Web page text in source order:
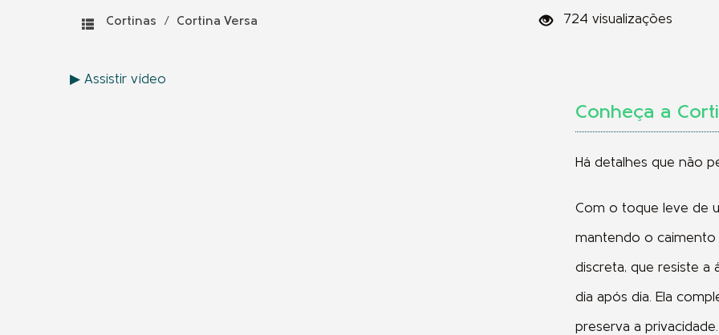
Cortinas / Cortina Versa 724 visualizações
▶ Assistir vídeo
Conheça a
Há detalhes que não
Com o toque leve de
mantendo o
discreta, que resiste a
dia após dia. Ela
preserva a privacidade.